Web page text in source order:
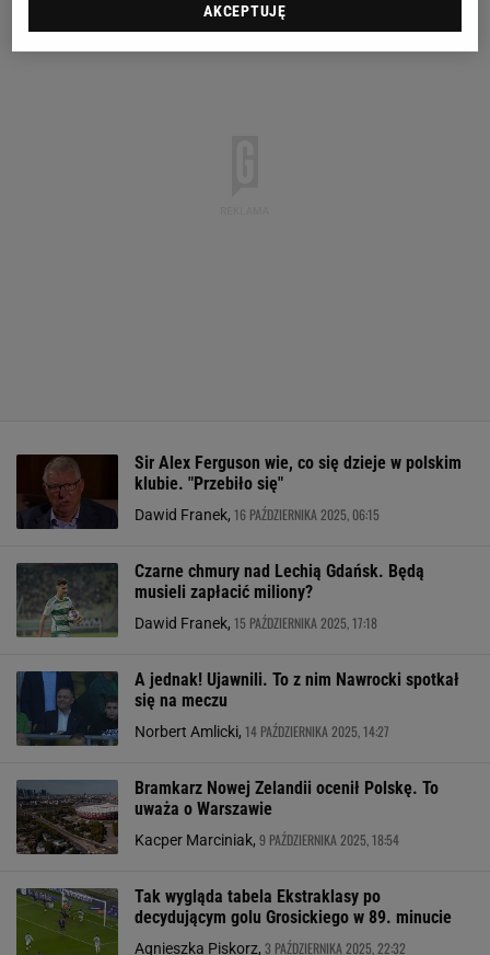
Sir Alex Ferguson wie, co się dzieje w polskim
klubie. "Przebiło się"
Dawid Franek, 16 PAŹDZIERNIKA 2025, 06:15
Czarne chmury nad Lechią Gdańsk. Będą
musieli zapłacić miliony?
Dawid Franek, 15 PAŹDZIERNIKA 2025, 17:18
A jednak! Ujawnili. To z nim Nawrocki spotkał
się na meczu
Norbert Amlicki, 14 PAŹDZIERNIKA 2025, 14:27
Bramkarz Nowej Zelandii ocenił Polskę. To
uważa o Warszawie
Kacper Marciniak, 9 PAŹDZIERNIKA 2025, 18:54
Tak wygląda tabela Ekstraklasy po
decydującym golu Grosickiego w 89. minucie
Agnieszka Piskorz, 3 PAŹDZIERNIKA 2025, 22:32
AKCEPTUJĘ